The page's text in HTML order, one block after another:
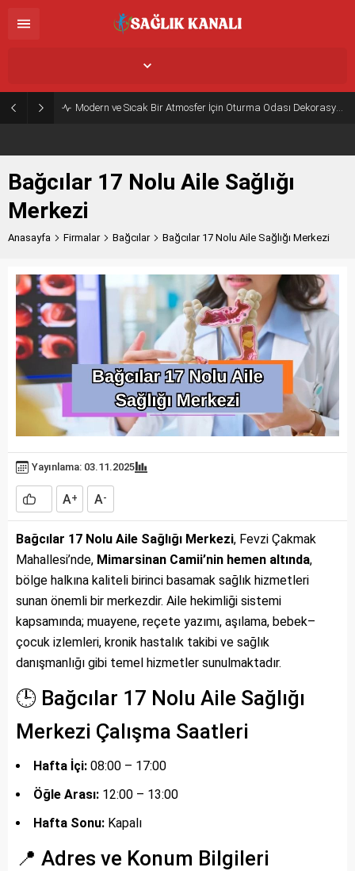
Modern ve Sıcak Bir Atmosfer İçin Oturma Odası Dekorasyon Önerileri
Bağcılar 17 Nolu Aile Sağlığı
Merkezi
Anasayfa Firmalar Bağcılar Bağcılar 17 Nolu Aile Sağlığı Merkezi
Yayınlama: 03.11.2025
A+ A-
Bağcılar 17 Nolu Aile Sağlığı Merkezi, Fevzi Çakmak
Mahallesi’nde, Mimarsinan Camii’nin hemen altında,
bölge halkına kaliteli birinci basamak sağlık hizmetleri
sunan önemli bir merkezdir. Aile hekimliği sistemi
kapsamında; muayene, reçete yazımı, aşılama, bebek–
çocuk izlemleri, kronik hastalık takibi ve sağlık
danışmanlığı gibi temel hizmetler sunulmaktadır.
🕒 Bağcılar 17 Nolu Aile Sağlığı
Merkezi Çalışma Saatleri
Hafta İçi: 08:00 – 17:00
Öğle Arası: 12:00 – 13:00
Hafta Sonu: Kapalı
📍 Adres ve Konum Bilgileri